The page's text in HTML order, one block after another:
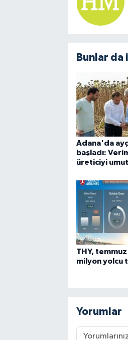
Bunlar
Adana'da
başladı:
üreticiyi
THY,
milyon yolcu
Yorumlar